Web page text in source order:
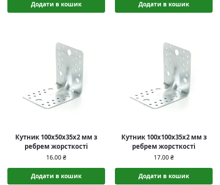
Додати в кошик Додати в кошик
Кутник 100х50х35х2 мм з
ребрем жорсткості
16.00₴
Додати в кошик
Кутник 100х100х35х2 мм з
ребрем жорсткості
17.00₴
Додати в кошик